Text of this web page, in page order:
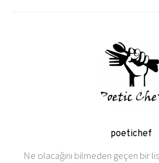
poetichef
Ne olacağını bilmeden geçen bir